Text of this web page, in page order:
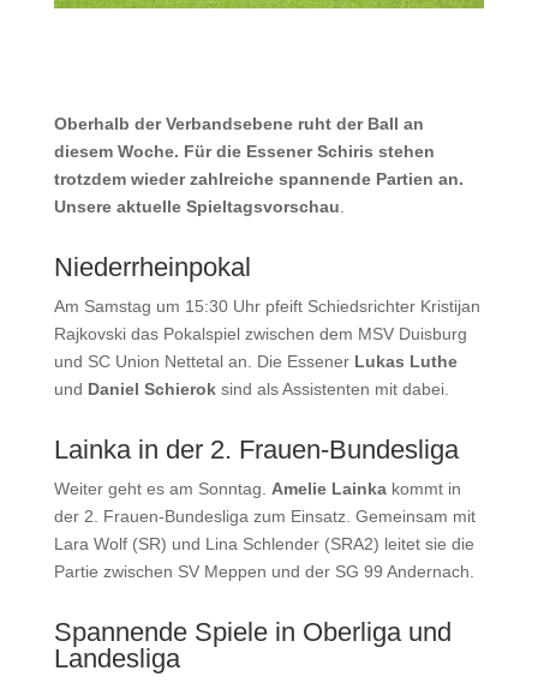
Oberhalb der Verbandsebene ruht der Ball an
diesem Woche. Für die Essener Schiris stehen
trotzdem wieder zahlreiche spannende Partien an.
Unsere aktuelle Spieltagsvorschau.
Niederrheinpokal
Am Samstag um 15:30 Uhr pfeift Schiedsrichter Kristijan
Rajkovski das Pokalspiel zwischen dem MSV Duisburg
und SC Union Nettetal an. Die Essener Lukas Luthe
und Daniel Schierok sind als Assistenten mit dabei.
Lainka in der 2. Frauen-Bundesliga
Weiter geht es am Sonntag. Amelie Lainkakommt in
der 2. Frauen-Bundesliga zum Einsatz. Gemeinsam mit
Lara Wolf (SR) und Lina Schlender (SRA2) leitet sie die
Partie zwischen SV Meppen und der SG 99 Andernach.
Spannende Spiele in Oberliga und
Landesliga